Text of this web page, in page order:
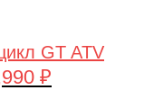
GT ATV
₽